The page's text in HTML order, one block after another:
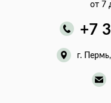
от 7
+7
г.